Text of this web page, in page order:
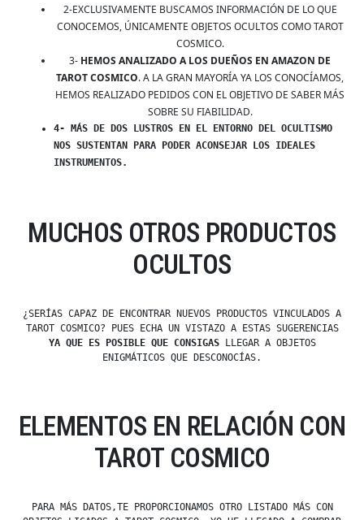
2-EXCLUSIVAMENTE BUSCAMOS INFORMACIÓN DE LO QUE
CONOCEMOS, ÚNICAMENTE OBJETOS OCULTOS COMO TAROT
COSMICO.
3- HEMOS ANALIZADO A LOS DUEÑOS EN AMAZON DE
TAROT COSMICO. A LA GRAN MAYORÍA YA LOS CONOCÍAMOS,
HEMOS REALIZADO PEDIDOS CON EL OBJETIVO DE SABER MÁS
SOBRE SU FIABILIDAD.
4- MÁS DE DOS LUSTROS EN EL ENTORNO DEL OCULTISMO
NOS SUSTENTAN PARA PODER ACONSEJAR LOS IDEALES
INSTRUMENTOS.
MUCHOS OTROS PRODUCTOS
OCULTOS
¿SERÍAS CAPAZ DE ENCONTRAR NUEVOS PRODUCTOS VINCULADOS A
TAROT COSMICO? PUES ECHA UN VISTAZO A ESTAS SUGERENCIAS
YA QUE ES POSIBLE QUE CONSIGASLLEGAR A OBJETOS
ENIGMÁTICOS QUE DESCONOCÍAS.
ELEMENTOS EN RELACIÓN CON
TAROT COSMICO
PARA MÁS DATOS,TE PROPORCIONAMOS OTRO LISTADO MÁS CON